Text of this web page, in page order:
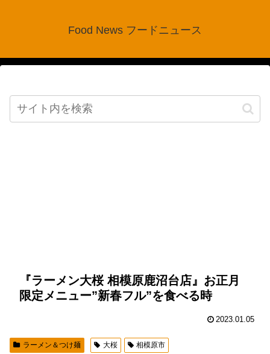
Food News フードニュース
『ラーメン大桜 相模原鹿沼台店』お正月
限定メニュー”新春フル”を食べる時
2023.01.05
ラーメン＆つけ麺 大桜 相模原市